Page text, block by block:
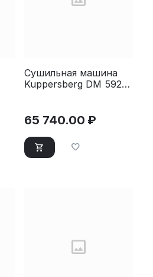
Сушильная машина
Kuppersberg DM 592
65 740.00 ₽